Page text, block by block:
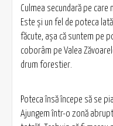
Culmea secundară pe care
Este şi un fel de poteca
făcute, aşa că suntem pe
coborâm pe Valea
drum forestier.
Poteca însă începe să se
Ajungem într-o zonă